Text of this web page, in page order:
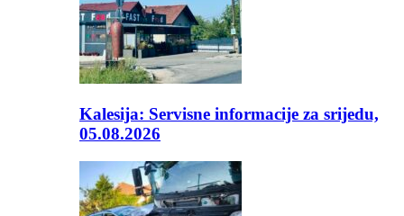
Kalesija: Servisne informacije za srijedu,
05.08.2026